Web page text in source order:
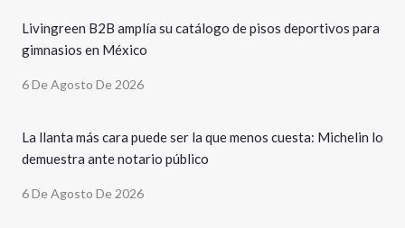
Livingreen B2B amplía su catálogo de pisos deportivos para
gimnasios en México
6 De Agosto De 2026
La llanta más cara puede ser la que menos cuesta: Michelin lo
demuestra ante notario público
6 De Agosto De 2026